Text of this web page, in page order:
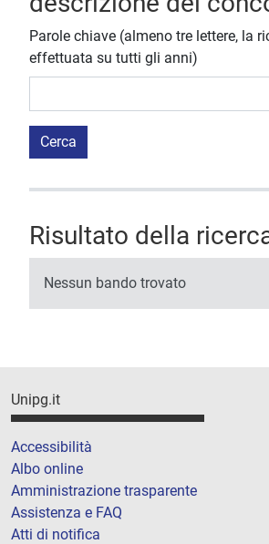
Parole chiave (almeno tre lettere, la
effettuata su tutti gli anni)
Cerca
Risultato della
Nessun bando trovato
Unipg.it
Accessibilità
Albo online
Amministrazione trasparente
Assistenza e FAQ
Atti di notifica